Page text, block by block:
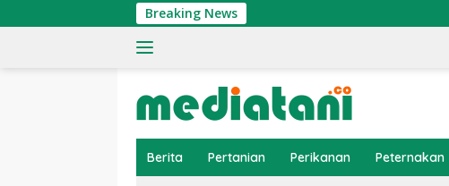
ke
Breaking News
Berita Pertanian Perikanan Peternakan